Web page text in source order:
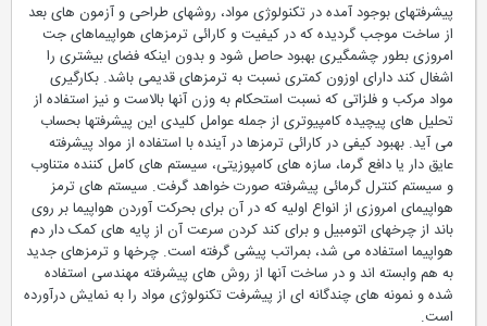
پیشرفتهای بوجود آمده در تکنولوژی مواد، روشهای طراحی و آزمون های بعد
از ساخت موجب گردیده که در کیفیت و کارائی ترمزهای هواپیماهای جت
امروزی بطور چشمگیری بهبود حاصل شود و بدون اینکه فضای بیشتری را
اشغال کند دارای اوزون کمتری نسبت به ترمزهای قدیمی باشد. بکارگیری
مواد مرکب و فلزاتی که نسبت استحکام به وزن آنها بالاست و نیز استفاده از
تحلیل های پیچیده کامپیوتری از جمله عوامل کلیدی این پیشرفتها بحساب
می آید. بهبود کیفی در کارائی ترمزها در آینده با استفاده از مواد پیشرفته
عایق دار یا دافع گرما، سازه های کامپوزیتی، سیستم های کامل کننده متناوب
و سیستم کنترل گرمائی پیشرفته صورت خواهد گرفت. سیستم های ترمز
هواپیمای امروزی از انواع اولیه که در آن برای بحرکت آوردن هواپیما بر روی
باند از چرخهای اتومبیل و برای کند کردن سرعت آن از پایه های کمک دار دم
هواپیما استفاده می شد، بمراتب پیشی گرفته است. چرخها و ترمزهای جدید
به هم وابسته اند و در ساخت آنها از روش های پیشرفته مهندسی استفاده
شده و نمونه های چندگانه ای از پیشرفت تکنولوژی مواد را به نمایش درآورده
است.